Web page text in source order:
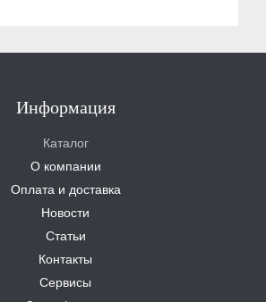
Информация
Каталог
О компании
Оплата и доставка
Новости
Статьи
Контакты
Сервисы